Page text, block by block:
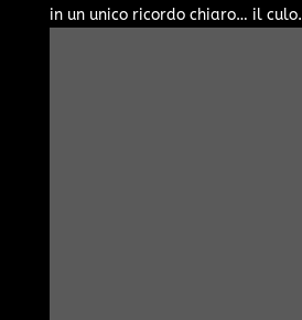
in un unico ricordo chiaro… il culo.